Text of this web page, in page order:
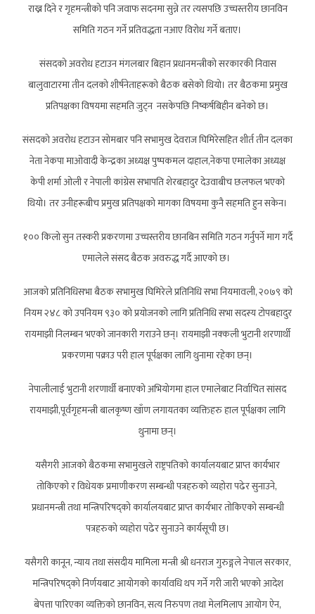
राख्न दिने र गृहमन्त्रीको पनि जवाफ सदनमा सुन्ने तर त्यसपछि उच्चस्तरीय छानविन
समिति गठन गर्ने प्रतिवद्धता नआए विरोध गर्ने बताए।
संसदको अवरोध हटाउन मंगलबार बिहान प्रधानमन्त्रीको सरकारकी निवास
बालुवाटारमा तीन दलको शीर्षनेताहरूको बैठक बसेको थियो। तर बैठकमा प्रमुख
प्रतिपक्षका विषयमा सहमति जुट्न नसकेपछि निष्कर्षबिहीन बनेको छ।
संसदको अवरोध हटाउन सोमबार पनि सभामुख देवराज घिमिरेसहित शीर्त तीन दलका
नेता नेकपा माओवादी केन्द्रका अध्यक्ष पुष्पकमल दाहाल,नेकपा एमालेका अध्यक्ष
केपी शर्मा ओली र नेपाली कांग्रेस सभापति शेरबहादुर देउवाबीच छलफल भएको
थियो। तर उनीहरूबीच प्रमुख प्रतिपक्षको मागका विषयमा कुनै सहमति हुन सकेन।
१०० किलो सुन तस्करी प्रकरणमा उच्चस्तरीय छानबिन समिति गठन गर्नुपर्ने माग गर्दै
एमालेले संसद बैठक अवरुद्ध गर्दै आएको छ।
आजको प्रतिनिधिसभा बैठक सभामुख घिमिरेले प्रतिनिधि सभा नियमावली, २०७९ को
नियम २४८ को उपनियम ९३० को प्रयोजनको लागि प्रतिनिधि सभा सदस्य टोपबहादुर
रायमाझी निलम्बन भएको जानकारी गराउने छन्। रायमाझी नक्कली भुटानी शरणार्थी
प्रकरणमा पक्राउ परी हाल पूर्पक्षका लागि थुनामा रहेका छन्।
नेपालीलाई भुटानी शरणार्थी बनाएको अभियोगमा हाल एमालेबाट निर्वाचित सांसद
रायमाझी,पूर्वगृहमन्त्री बालकृष्ण खाँण लगायतका व्यक्तिहरु हाल पूर्पक्षका लागि
थुनामा छन्।
यसैगरी आजको बैठकमा सभामुखले राष्ट्रपतिको कार्यालयबाट प्राप्त कार्यभार
तोकिएको र विधेयक प्रमाणीकरण सम्बन्धी पत्रहरुको व्यहोरा पढेर सुनाउने,
प्रधानमन्त्री तथा मन्त्रिपरिषद्को कार्यालयबाट प्राप्त कार्यभार तोकिएको सम्बन्धी
पत्रहरुको व्यहोरा पढेर सुनाउने कार्यसूची छ।
यसैगरी कानून, न्याय तथा संसदीय मामिला मन्त्री श्री धनराज गुरुङ्गले नेपाल सरकार,
मन्त्रिपरिषद्को निर्णयबाट आयोगको कार्यावधि थप गर्ने गरी जारी भएको आदेश
बेपत्ता पारिएका व्यक्तिको छानविन, सत्य निरुपण तथा मेलमिलाप आयोग ऐन,